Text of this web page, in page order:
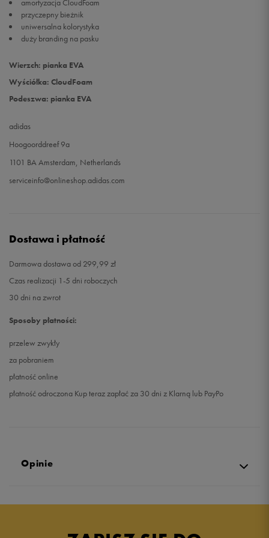
amortyzacja CloudFoam
przyczepny bieżnik
uniwersalna kolorystyka
duży branding na pasku
Wierzch: pianka EVA
Wyściółka: CloudFoam
Podeszwa: pianka EVA
adidas
Hoogoorddreef 9a
1101 BA Amsterdam, Netherlands
serviceinfo@onlineshop.adidas.com
Dostawa i płatność
Darmowa dostawa od 299,99 zł
Czas realizacji 1-5 dni roboczych
30 dni na zwrot
Sposoby płatności:
przelew zwykły
za pobraniem
płatność online
płatność odroczona Kup teraz zapłać za 30 dni z Klarną lub PayPo
Opinie
4.8